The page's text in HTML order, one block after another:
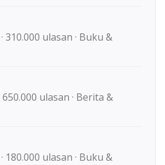
· 310.000 ulasan · Buku &
650.000 ulasan · Berita &
· 180.000 ulasan · Buku &